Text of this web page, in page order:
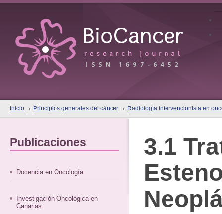
Inicio Principios generales del cáncer Radiología intervencionista en
Publicaciones
Docencia en Oncología
Investigación Oncológica en
Canarias
3.1